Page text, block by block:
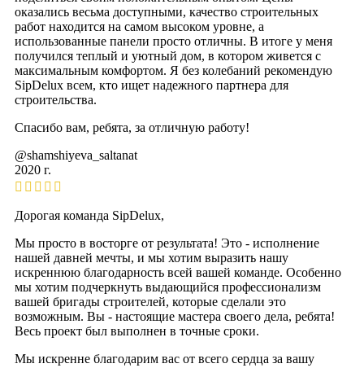
оказались весьма доступными, качество строительных
работ находится на самом высоком уровне, а
использованные панели просто отличны. В итоге у меня
получился теплый и уютный дом, в котором живется с
максимальным комфортом. Я без колебаний рекомендую
SipDelux всем, кто ищет надежного партнера для
строительства.
Спасибо вам, ребята, за отличную работу!
@shamshiyeva_saltanat
2020 г.
Дорогая команда SipDelux,
Мы просто в восторге от результата! Это - исполнение
нашей давней мечты, и мы хотим выразить нашу
искреннюю благодарность всей вашей команде. Особенно
мы хотим подчеркнуть выдающийся профессионализм
вашей бригады строителей, которые сделали это
возможным. Вы - настоящие мастера своего дела, ребята!
Весь проект был выполнен в точные сроки.
Мы искренне благодарим вас от всего сердца за вашу